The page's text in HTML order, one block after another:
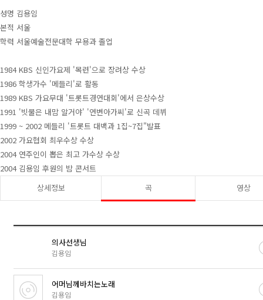
성명 김용임
본적 서울
학력 서울예술전문대학 무용과 졸업
1984 KBS 신인가요제 '목련'으로 장려상 수상
1986 학생가수 '메들리'로 활동
1989 KBS 가요무대 '트롯트경연대회'에서 은상수상
1991 '빗물은 내맘 알거야' '연변아가씨'로 신곡 데뷔
1999 ~ 2002 메들리 '트롯트 대백과 1집~7집"발표
2002 가요협회 최우수상 수상
2004 연주인이 뽑은 최고 가수상 수상
2004 김용임 후원의 밤 콘서트
상세정보
곡 영상
의사선생님
김용임
어머님께바치는노래
김용임